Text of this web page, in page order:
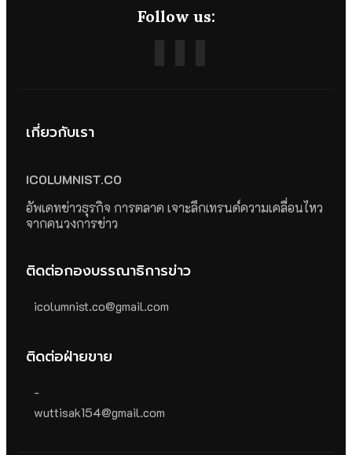
Follow us:
เกี่ยวกับเรา
ICOLUMNIST.CO
อัพเดทข่าวธุรกิจ การตลาด เจาะลึกเทรนด์ความเคลื่อนไหว
จากคนวงการข่าว
ติดต่อกองบรรณาธิการข่าว
icolumnist.co@gmail.com
ติดต่อฝ่ายขาย
-
wuttisak154@gmail.com